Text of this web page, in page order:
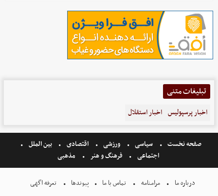
تبلیغات متنی
اخبار پرسپولیس اخبار استقلال
صفحه نخست سیاسی ورزشی اقتصادی
بین الملل
اجتماعی
فرهنگ و هنر مذهبی
درباره ما مرامنامه تماس با ما پیوندها تعرفه اگهی